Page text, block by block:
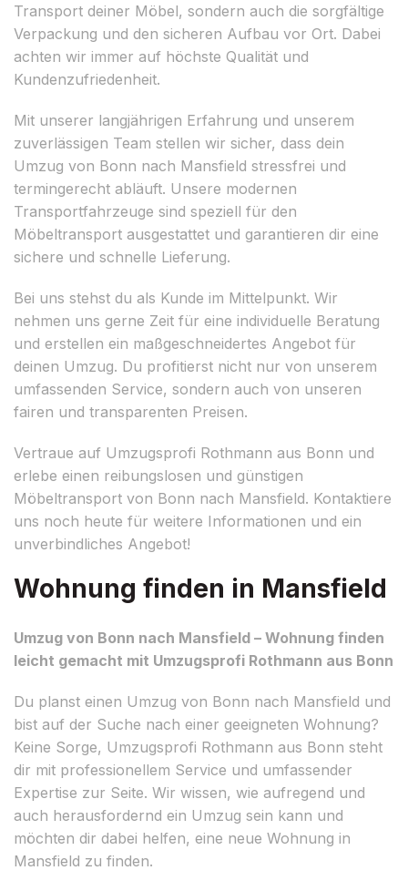
Transport deiner Möbel, sondern auch die sorgfältige
Verpackung und den sicheren Aufbau vor Ort. Dabei
achten wir immer auf höchste Qualität und
Kundenzufriedenheit.
Mit unserer langjährigen Erfahrung und unserem
zuverlässigen Team stellen wir sicher, dass dein
Umzug von Bonn nach Mansfield stressfrei und
termingerecht abläuft. Unsere modernen
Transportfahrzeuge sind speziell für den
Möbeltransport ausgestattet und garantieren dir eine
sichere und schnelle Lieferung.
Bei uns stehst du als Kunde im Mittelpunkt. Wir
nehmen uns gerne Zeit für eine individuelle Beratung
und erstellen ein maßgeschneidertes Angebot für
deinen Umzug. Du profitierst nicht nur von unserem
umfassenden Service, sondern auch von unseren
fairen und transparenten Preisen.
Vertraue auf Umzugsprofi Rothmann aus Bonn und
erlebe einen reibungslosen und günstigen
Möbeltransport von Bonn nach Mansfield. Kontaktiere
uns noch heute für weitere Informationen und ein
unverbindliches Angebot!
Wohnung finden in Mansfield
Umzug von Bonn nach Mansfield – Wohnung finden
leicht gemacht mit Umzugsprofi Rothmann aus Bonn
Du planst einen Umzug von Bonn nach Mansfield und
bist auf der Suche nach einer geeigneten Wohnung?
Keine Sorge, Umzugsprofi Rothmann aus Bonn steht
dir mit professionellem Service und umfassender
Expertise zur Seite. Wir wissen, wie aufregend und
auch herausfordernd ein Umzug sein kann und
möchten dir dabei helfen, eine neue Wohnung in
Mansfield zu finden.